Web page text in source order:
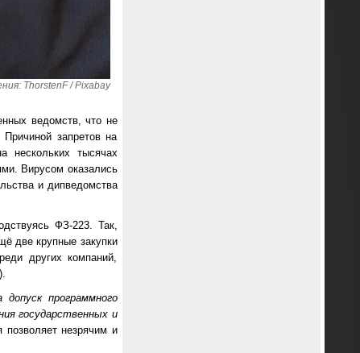
ThorstenF / Pixabay
ведомств, что не
запретов на
нескольких тысячах
Вирусом оказались
и дипведомства
ФЗ-223. Так,
две крупные закупки
других компаний,
программного
государственных и
незрячим и